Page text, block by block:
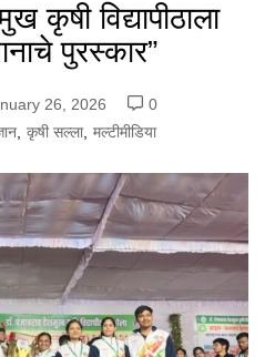
कृषी विद्यापीठाला
पुरस्कार”
26, 2026
0
, कृषी सल्ला, मल्टीमीडिया